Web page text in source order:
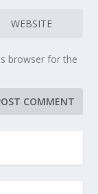
browser for the